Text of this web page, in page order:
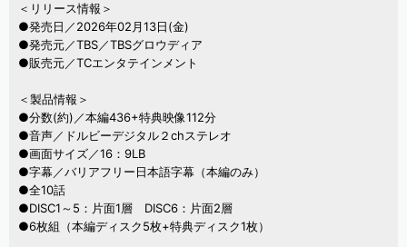
＜リリース情報＞
●発売日／2026年02月13日(金)
●発売元／TBS／TBSグロウディア
●販売元／TCエンタテインメント
＜製品情報＞
●分数(約)／本編436+特典映像112分
●音声／ドルビーデジタル２chステレオ
●画面サイズ／16：9LB
●字幕／バリアフリー日本語字幕（本編のみ）
●全10話
●DISC1～5：片面1層 DISC6：片面2層
●6枚組（本編ディスク5枚+特典ディスク1枚）